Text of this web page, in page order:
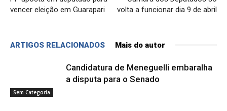
vencer eleição em Guarapari
volta a funcionar dia 9 de abril
ARTIGOS RELACIONADOS Mais do autor
Sem Categoria
Candidatura de Meneguelli embaralha
a disputa para o Senado